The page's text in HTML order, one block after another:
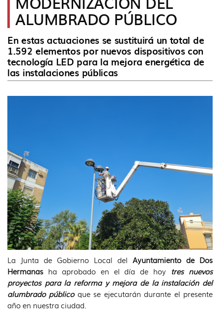
idioma
ALUMBRADO PÚBLICO
En estas actuaciones se sustituirá un total de
1.592 elementos por nuevos dispositivos con
tecnología LED para la mejora energética de
las instalaciones públicas
La Junta de Gobierno Local del Ayuntamiento de Dos
Hermanas ha aprobado en el día de hoy tres nuevos
proyectos para la reforma y mejora de la instalación del
alumbrado públicoque se ejecutarán durante el presente
año en nuestra ciudad.